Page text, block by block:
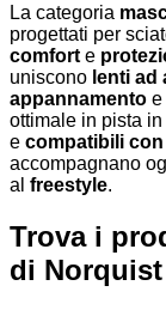
La categoria
progettati per
comfort e
uniscono lenti ad
appannamento e
ottimale in pista
e compatibili
accompagnano
al freestyle.
Trova i
di